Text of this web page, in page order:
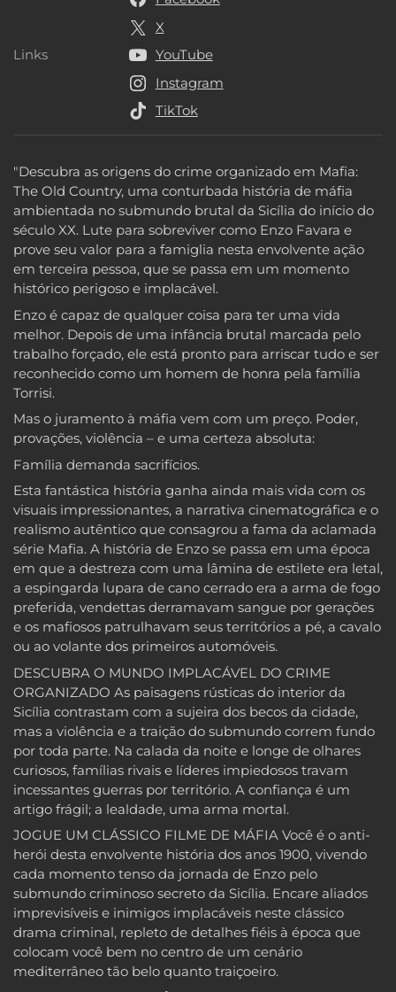
"Descubra as origens do crime organizado em Mafia:
The Old Country, uma conturbada história de máfia
ambientada no submundo brutal da Sicília do início do
século XX. Lute para sobreviver como Enzo Favara e
prove seu valor para a famiglia nesta envolvente ação
em terceira pessoa, que se passa em um momento
histórico perigoso e implacável.
Enzo é capaz de qualquer coisa para ter uma vida
melhor. Depois de uma infância brutal marcada pelo
trabalho forçado, ele está pronto para arriscar tudo e ser
reconhecido como um homem de honra pela família
Torrisi.
Mas o juramento à máfia vem com um preço. Poder,
provações, violência – e uma certeza absoluta:
Família demanda sacrifícios.
Esta fantástica história ganha ainda mais vida com os
visuais impressionantes, a narrativa cinematográfica e o
realismo autêntico que consagrou a fama da aclamada
série Mafia. A história de Enzo se passa em uma época
em que a destreza com uma lâmina de estilete era letal,
a espingarda lupara de cano cerrado era a arma de fogo
preferida, vendettas derramavam sangue por gerações
e os mafiosos patrulhavam seus territórios a pé, a cavalo
ou ao volante dos primeiros automóveis.
DESCUBRA O MUNDO IMPLACÁVEL DO CRIME
ORGANIZADO As paisagens rústicas do interior da
Sicília contrastam com a sujeira dos becos da cidade,
mas a violência e a traição do submundo correm fundo
por toda parte. Na calada da noite e longe de olhares
curiosos, famílias rivais e líderes impiedosos travam
incessantes guerras por território. A confiança é um
artigo frágil; a lealdade, uma arma mortal.
JOGUE UM CLÁSSICO FILME DE MÁFIA Você é o anti-
herói desta envolvente história dos anos 1900, vivendo
cada momento tenso da jornada de Enzo pelo
submundo criminoso secreto da Sicília. Encare aliados
imprevisíveis e inimigos implacáveis neste clássico
drama criminal, repleto de detalhes fiéis à época que
colocam você bem no centro de um cenário
mediterrâneo tão belo quanto traiçoeiro.
Links Links
X
YouTube
Instagram
TikTok